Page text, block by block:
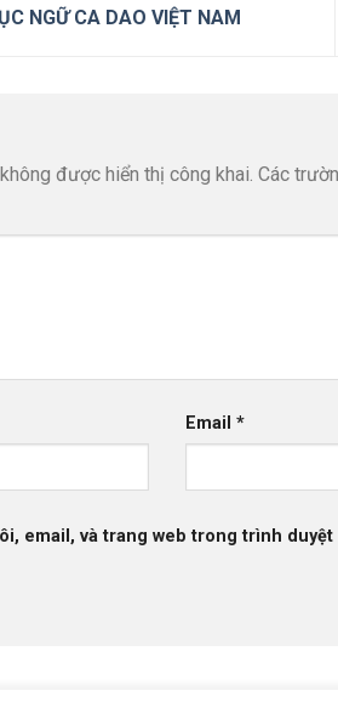
NGỮ CA DAO VIỆT NAM
được hiển thị công khai. Các
Email*
email, và trang web trong trình